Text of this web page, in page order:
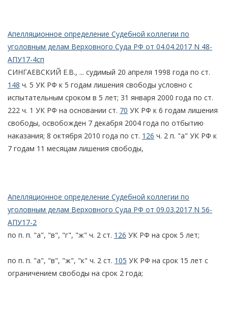
Апелляционное определение Судебной коллегии по
уголовным делам Верховного Суда РФ от 04.04.2017 N 48-
АПУ17-4сп
СИНГАЕВСКИЙ Е.В., ... судимый 20 апреля 1998 года по ст.
148 ч. 5 УК РФ к 5 годам лишения свободы условно с
испытательным сроком в 5 лет; 31 января 2000 года по ст.
222 ч. 1 УК РФ на основании ст. 70 УК РФ к 6 годам лишения
свободы, освобожден 7 декабря 2004 года по отбытию
наказания; 8 октября 2010 года по ст. 126 ч. 2 п. "а" УК РФ к
7 годам 11 месяцам лишения свободы,
Апелляционное определение Судебной коллегии по
уголовным делам Верховного Суда РФ от 09.03.2017 N 56-
АПУ17-2
по п. п. "а", "в", "г", "ж" ч. 2 ст. 126 УК РФ на срок 5 лет;
по п. п. "а", "в", "ж", "к" ч. 2 ст. 105 УК РФ на срок 15 лет с
ограничением свободы на срок 2 года;